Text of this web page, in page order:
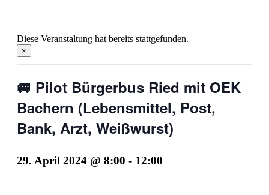
Diese Veranstaltung hat bereits stattgefunden.
×
🚐 Pilot Bürgerbus Ried mit OEK
Bachern (Lebensmittel, Post,
Bank, Arzt, Weißwurst)
29. April 2024 @ 8:00 - 12:00